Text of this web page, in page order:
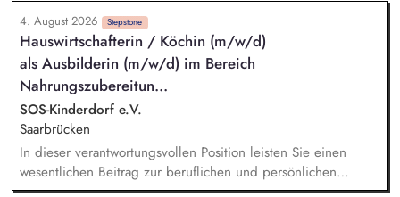
Gemeinschaft fördern Durchführung von sozialpädagogischer
Gruppenarbeit Vermittlung von lebenspraktischen
Kompetenzen Mitwirkung an der Rehaplanung im
interdisziplinären Team Lebenspraktische Unterstützung in
Alltagsfragen – mit dem Ziel, Selbstständigkeit zu stärken
Krisenintervention und Unterstützung in schwierigen
Lebenslagen Begleitung zu Terminen (z. B. Ämter, Arzt,
Beratung)
4. August 2026 Stepstone
Hauswirtschafterin / Köchin (m/w/d)
als Ausbilderin (m/w/d) im Bereich
Nahrungszubereitun...
SOS-Kinderdorf e.V.
Saarbrücken
In dieser verantwortungsvollen Position leisten Sie einen
wesentlichen Beitrag zur beruflichen und persönlichen
Entwicklung junger Menschen mit besonderem Förderbedarf.